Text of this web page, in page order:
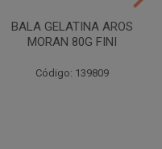
BALA GELATINA AROS
MORAN 80G FINI
Código: 139809